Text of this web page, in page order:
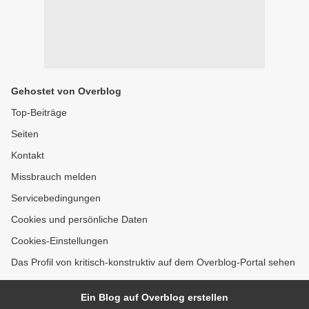
Gehostet von Overblog
Top-Beiträge
Seiten
Kontakt
Missbrauch melden
Servicebedingungen
Cookies und persönliche Daten
Cookies-Einstellungen
Das Profil von kritisch-konstruktiv auf dem Overblog-Portal sehen
Ein Blog auf Overblog erstellen